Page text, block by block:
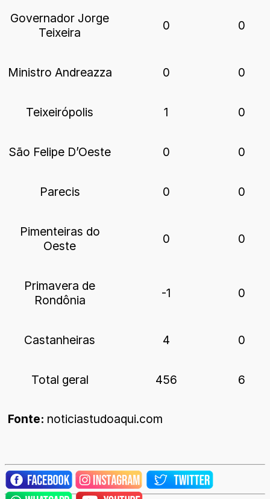
Governador Jorge
Teixeira
0 0
Ministro Andreazza 0 0
Teixeirópolis 1 0
São Felipe D’Oeste 0 0
Parecis 0 0
Pimenteiras do
Oeste
0 0
Primavera de
Rondônia
-1 0
Castanheiras 4 0
Total geral 456 6
Fonte: noticiastudoaqui.com